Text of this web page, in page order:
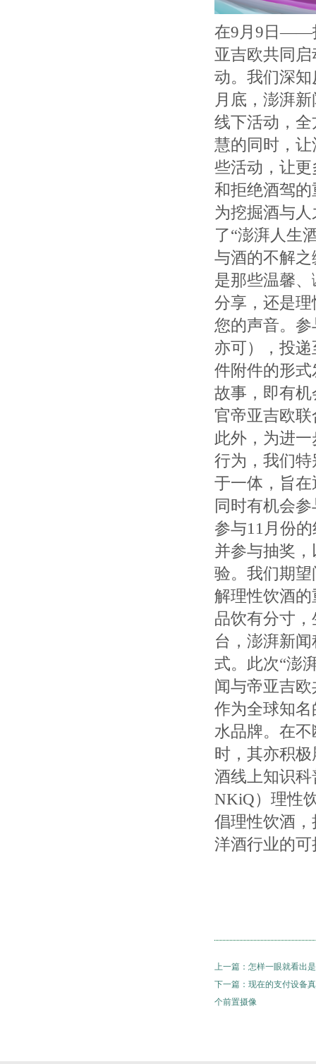
在9月9日——
亚吉欧共同
动。我们深
月底，澎湃
线下活动，
慧的同时，
些活动，让
和拒绝酒驾
为挖掘酒与
了“澎湃人生
与酒的不解
是那些温馨
分享，还是
您的声音。
亦可），投递
件附件的形
故事，即有
官帝亚吉欧
此外，为进
行为，我们
于一体，旨
同时有机会
参与11月份
并参与抽奖
验。我们期
解理性饮酒
品饮有分寸
台，澎湃新
式。此次“澎
闻与帝亚吉
作为全球知
水品牌。在
时，其亦积
酒线上知识科
NKiQ）理性
倡理性饮酒
洋酒行业的
上一篇： 怎样一眼就看出
下一篇： 现在的支付设备
个前置摄像